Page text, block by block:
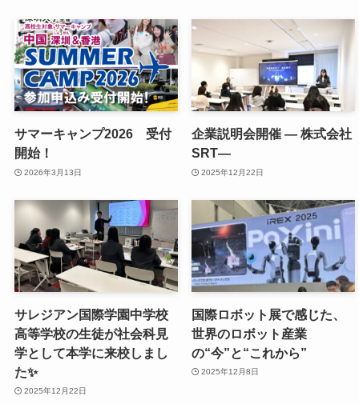
サマーキャンプ2026 受付
開始！
2026年3月13日
企業説明会開催 ― 株式会社
SRT―
2025年12月22日
サレジアン国際学園中学校
高等学校の生徒が社会科見
学として本学に来校しまし
た✨
2025年12月22日
国際ロボット展で感じた、
世界のロボット産業
の“今”と“これから”
2025年12月8日